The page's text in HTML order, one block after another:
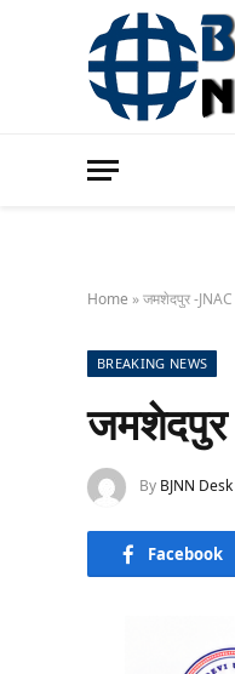
Home »जमशेदपुर -JNAC
BREAKING NEWS
जमशेदपुर
By BJNN Desk
Facebook